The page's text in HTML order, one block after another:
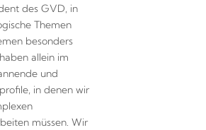
des GVD, in
Themen
besonders
allein im
und
in denen wir
müssen. Wir